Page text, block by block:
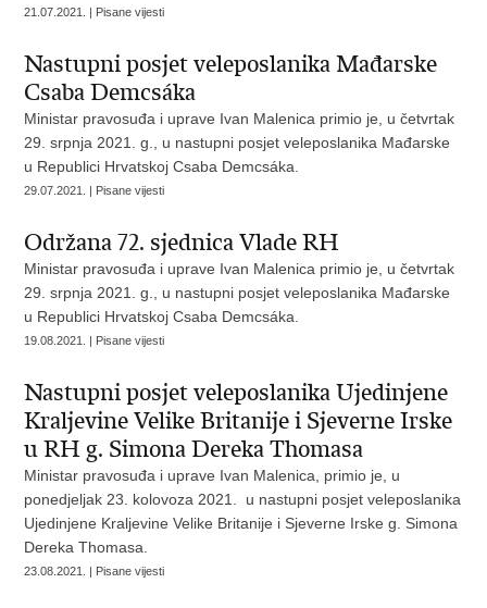
21.07.2021. | Pisane vijesti
Nastupni posjet veleposlanika Mađarske
Csaba Demcsáka
Ministar pravosuđa i uprave Ivan Malenica primio je, u četvrtak
29. srpnja 2021. g., u nastupni posjet veleposlanika Mađarske
u Republici Hrvatskoj Csaba Demcsáka.
29.07.2021. | Pisane vijesti
Održana 72. sjednica Vlade RH
Ministar pravosuđa i uprave Ivan Malenica primio je, u četvrtak
29. srpnja 2021. g., u nastupni posjet veleposlanika Mađarske
u Republici Hrvatskoj Csaba Demcsáka.
19.08.2021. | Pisane vijesti
Nastupni posjet veleposlanika Ujedinjene
Kraljevine Velike Britanije i Sjeverne Irske
u RH g. Simona Dereka Thomasa
Ministar pravosuđa i uprave Ivan Malenica, primio je, u
ponedjeljak 23. kolovoza 2021. u nastupni posjet veleposlanika
Ujedinjene Kraljevine Velike Britanije i Sjeverne Irske g. Simona
Dereka Thomasa.
23.08.2021. | Pisane vijesti